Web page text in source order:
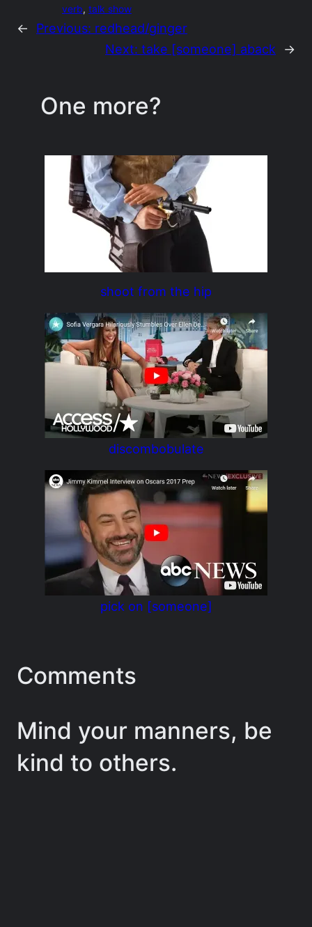
verb, talk show
← Previous: redhead/ginger
Next: take [someone] aback →
One more?
shoot from the hip
discombobulate
pick on [someone]
Comments
Mind your manners, be
kind to others.